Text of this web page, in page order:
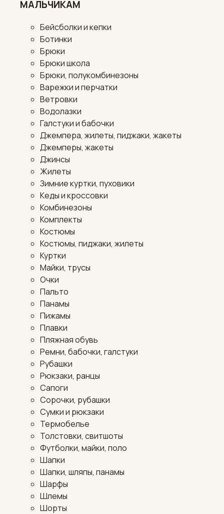
МАЛЬЧИКАМ
Бейсболки и кепки
Ботинки
Брюки
Брюки школа
Брюки, полукомбинезоны
Варежки и перчатки
Ветровки
Водолазки
Галстуки и бабочки
Джемпера, жилеты, пиджаки, жакеты
Джемперы, жакеты
Джинсы
Жилеты
Зимние куртки, пуховики
Кеды и кроссовки
Комбинезоны
Комплекты
Костюмы
Костюмы, пиджаки, жилеты
Куртки
Майки, трусы
Очки
Пальто
Панамы
Пижамы
Плавки
Пляжная обувь
Ремни, бабочки, галстуки
Рубашки
Рюкзаки, ранцы
Сапоги
Сорочки, рубашки
Сумки и рюкзаки
Термобелье
Толстовки, свитшоты
Футболки, майки, поло
Шапки
Шапки, шляпы, панамы
Шарфы
Шлемы
Шорты